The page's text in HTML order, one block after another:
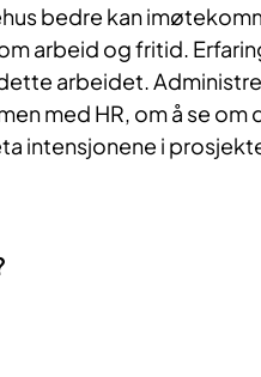
bedre kan
arbeid og fritid.
arbeidet.
med HR, om å se om
intensjonene i